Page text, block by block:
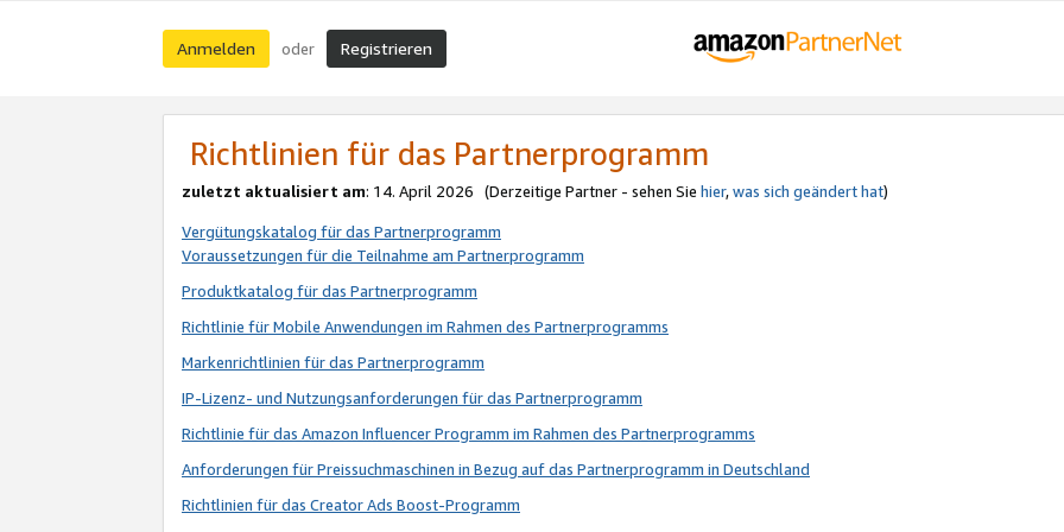
Anmelden oder Registrieren
Richtlinien für das Partnerprogramm
zuletzt aktualisiert am: 14. April 2026 (Derzeitige Partner - sehen Sie hier,was sich geändert hat)
Vergütungskatalog für das Partnerprogramm
Voraussetzungen für die Teilnahme am Partnerprogramm
Produktkatalog für das Partnerprogramm
Richtlinie für Mobile Anwendungen im Rahmen des Partnerprogramms
Markenrichtlinien für das Partnerprogramm
IP-Lizenz- und Nutzungsanforderungen für das Partnerprogramm
Richtlinie für das Amazon Influencer Programm im Rahmen des Partnerprogramms
Anforderungen für Preissuchmaschinen in Bezug auf das Partnerprogramm in Deutschland
Richtlinien für das Creator Ads Boost-Programm